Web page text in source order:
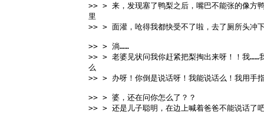
>> > 来，发现塞了鸭梨之后，嘴巴不能张的像方
里
>> > 面灌，呛得我都快受不了啦，去了厕所头冲
>> > 淌……
>> > 老婆见状问我你赶紧把梨掏出来呀！！我……
么
>> > 办呀！你倒是说话呀！我能说话么！我用手
>> > 婆，还在问你怎么了？？
>> > 还是儿子聪明，在边上喊着爸爸不能说话了